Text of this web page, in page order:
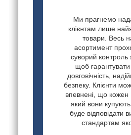
Ми прагнемо
клієнтам лише
товари. Весь
асортимент
суворий контроль
щоб
довговічність,
безпеку. Клієнти
впевнені, що кожен
який вони купують
буде відповідати
стандартам